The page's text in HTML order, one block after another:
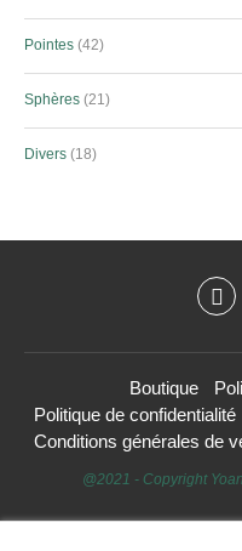
Pointes 42
Sphères 21
Divers 18
Boutique
Politique de confidentialité
Conditions générales de
@2021 - Copyright